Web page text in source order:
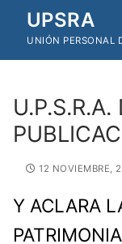
UPSRA
UNIÓN PERSONAL
U.P.S.R.A.
12 NOVIEMBRE,
Y ACLARA